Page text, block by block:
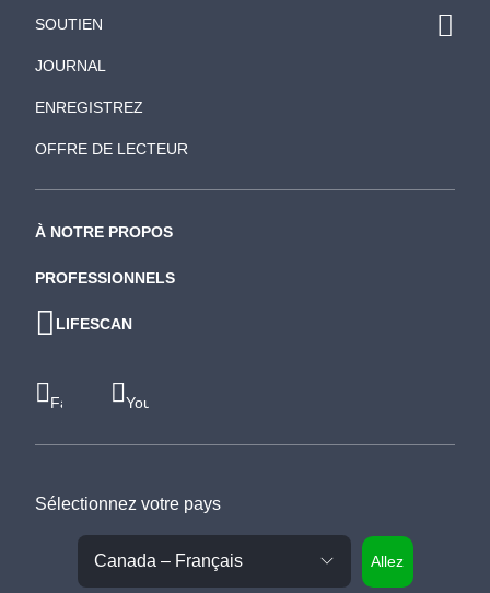
SOUTIEN
JOURNAL
ENREGISTREZ
OFFRE DE LECTEUR
À NOTRE PROPOS
PROFESSIONNELS
LIFESCAN
Facebook Youtube
Sélectionnez votre pays
Allez